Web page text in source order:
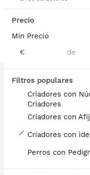
Precio
Min Precio
€
Filtros populares
Criadores con
Criadores
Criadores con
Criadores con
Perros con
BOOST
Caniche Toy Roja